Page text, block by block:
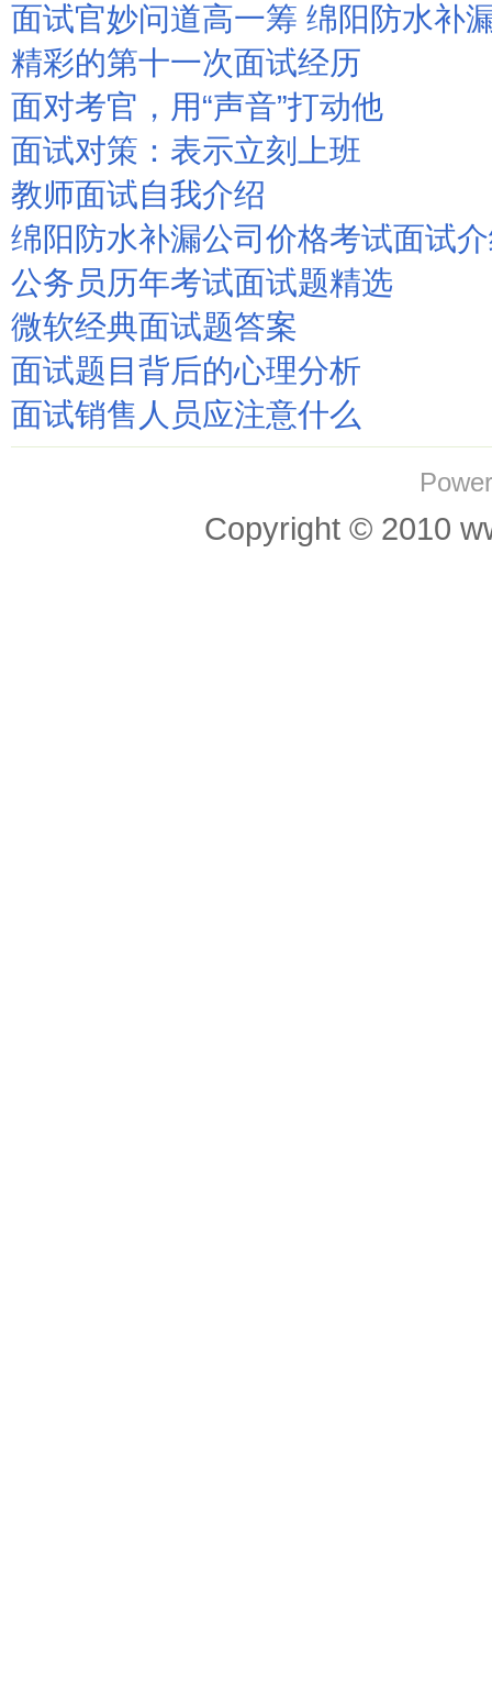
面试官妙问道高一筹 绵阳防水补
精彩的第十一次面试经历
面对考官，用“声音”打动他
面试对策：表示立刻上班
教师面试自我介绍
绵阳防水补漏公司价格考试面试
公务员历年考试面试题精选
微软经典面试题答案
面试题目背后的心理分析
面试销售人员应注意什么
Copyright © 2010